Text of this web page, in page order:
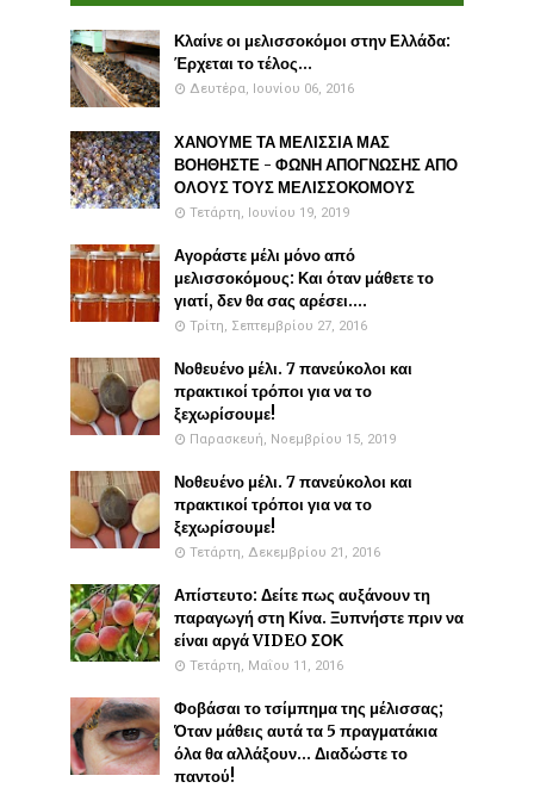
Κλαίνε οι μελισσοκόμοι στην Ελλάδα:
Έρχεται το τέλος...
Δευτέρα, Ιουνίου 06, 2016
ΧΑΝΟΥΜΕ ΤΑ ΜΕΛΙΣΣΙΑ ΜΑΣ
ΒΟΗΘΗΣΤΕ - ΦΩΝΗ ΑΠΟΓΝΩΣΗΣ ΑΠΟ
ΟΛΟΥΣ ΤΟΥΣ ΜΕΛΙΣΣΟΚΟΜΟΥΣ
Τετάρτη, Ιουνίου 19, 2019
Αγοράστε μέλι μόνο από
μελισσοκόμους: Και όταν μάθετε το
γιατί, δεν θα σας αρέσει....
Τρίτη, Σεπτεμβρίου 27, 2016
Νοθευένο μέλι. 7 πανεύκολοι και
πρακτικοί τρόποι για να το
ξεχωρίσουμε!
Παρασκευή, Νοεμβρίου 15, 2019
Νοθευένο μέλι. 7 πανεύκολοι και
πρακτικοί τρόποι για να το
ξεχωρίσουμε!
Τετάρτη, Δεκεμβρίου 21, 2016
Απίστευτο: Δείτε πως αυξάνουν τη
παραγωγή στη Κίνα. Ξυπνήστε πριν να
είναι αργά VIDEO ΣΟΚ
Τετάρτη, Μαΐου 11, 2016
Φοβάσαι το τσίμπημα της μέλισσας;
Όταν μάθεις αυτά τα 5 πραγματάκια
όλα θα αλλάξουν... Διαδώστε το
παντού!